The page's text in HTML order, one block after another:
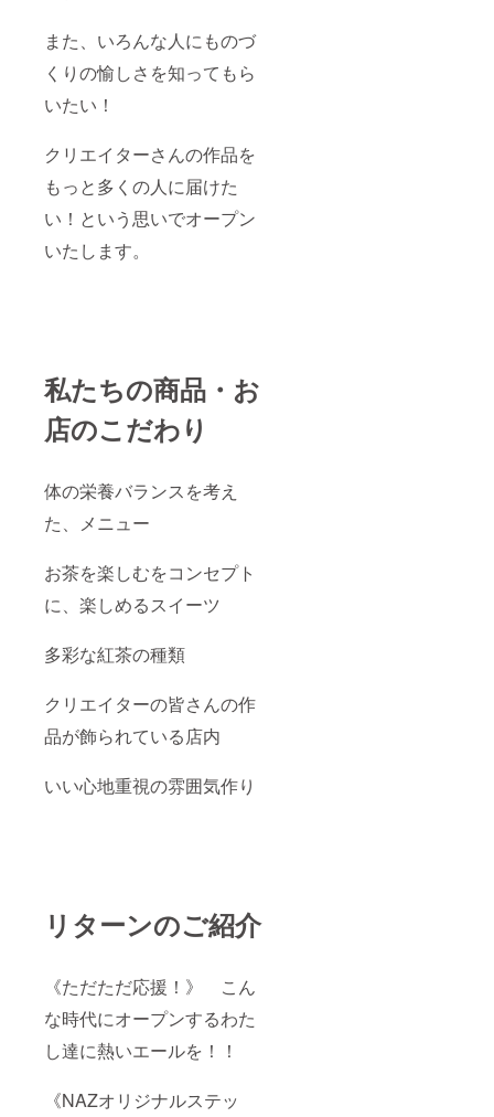
また、いろんな人にものづ
くりの愉しさを知ってもら
いたい！
クリエイターさんの作品を
もっと多くの人に届けた
い！という思いでオープン
いたします。
私たちの商品・お
店のこだわり
体の栄養バランスを考え
た、メニュー
お茶を楽しむをコンセプト
に、楽しめるスイーツ
多彩な紅茶の種類
クリエイターの皆さんの作
品が飾られている店内
いい心地重視の雰囲気作り
リターンのご紹介
《ただただ応援！》 こん
な時代にオープンするわた
し達に熱いエールを！！
《NAZオリジナルステッ